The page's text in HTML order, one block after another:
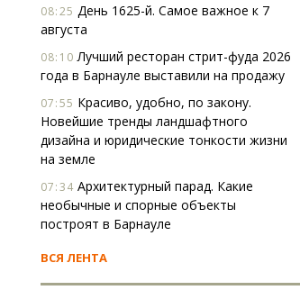
08:25 День 1625-й. Самое важное к 7
августа
08:10 Лучший ресторан стрит-фуда 2026
года в Барнауле выставили на продажу
07:55 Красиво, удобно, по закону.
Новейшие тренды ландшафтного
дизайна и юридические тонкости жизни
на земле
07:34 Архитектурный парад. Какие
необычные и спорные объекты
построят в Барнауле
ВСЯ ЛЕНТА